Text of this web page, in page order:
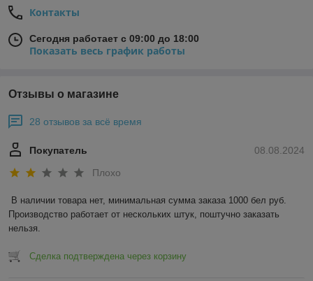
Контакты
Сегодня работает с 09:00 до 18:00
Показать весь график работы
Отзывы о магазине
28 отзывов за всё время
08.08.2024
Покупатель
Плохо
В наличии товара нет, минимальная сумма заказа 1000 бел руб.
Производство работает от нескольких штук, поштучно заказать
нельзя.
Сделка подтверждена через корзину